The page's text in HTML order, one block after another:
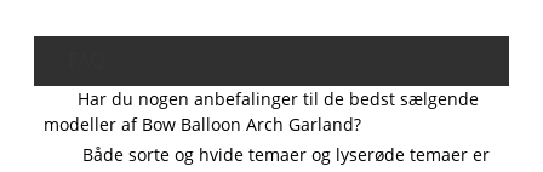
Har du nogen anbefalinger til de bedst sælgende
modeller af Bow Balloon Arch Garland?
Både sorte og hvide temaer og lyserøde temaer er